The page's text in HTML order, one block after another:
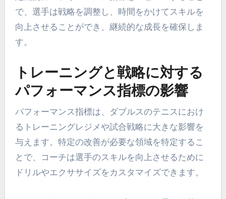
で、選手は戦略を調整し、時間をかけてスキルを
向上させることができ、継続的な成長を確保しま
す。
トレーニングと戦略に対する
パフォーマンス指標の影響
パフォーマンス指標は、ダブルスのテニスにおけ
るトレーニングレジメや試合戦略に大きな影響を
与えます。特定の改善が必要な領域を特定するこ
とで、コーチは選手のスキルを向上させるために
ドリルやエクササイズをカスタマイズできます。